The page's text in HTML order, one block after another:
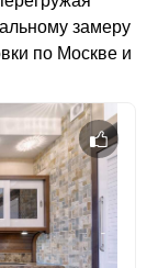
замеру
по Москве и